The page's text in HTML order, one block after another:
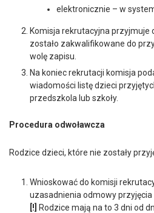
elektronicznie – w
Komisja rekrutacyjna przyjmuje
zostało zakwalifikowane do
wolę zapisu.
Na koniec rekrutacji komisja
wiadomości listę dzieci
przedszkola lub szkoły.
Procedura odwoławcza
Rodzice dzieci, które nie zostały
Wnioskować do komisji
uzasadnienia odmowy przyjęcia
[!]
Rodzice mają na to 3 dni od